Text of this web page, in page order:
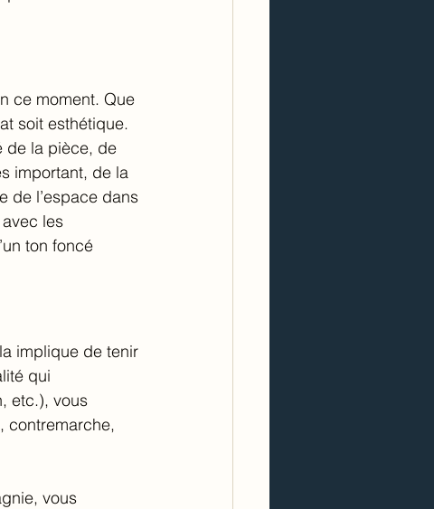
ce moment. Que
soit esthétique.
de la pièce, de
important, de la
de l’espace dans
les
ton foncé
implique de tenir
qui
etc.), vous
contremarche,
vous